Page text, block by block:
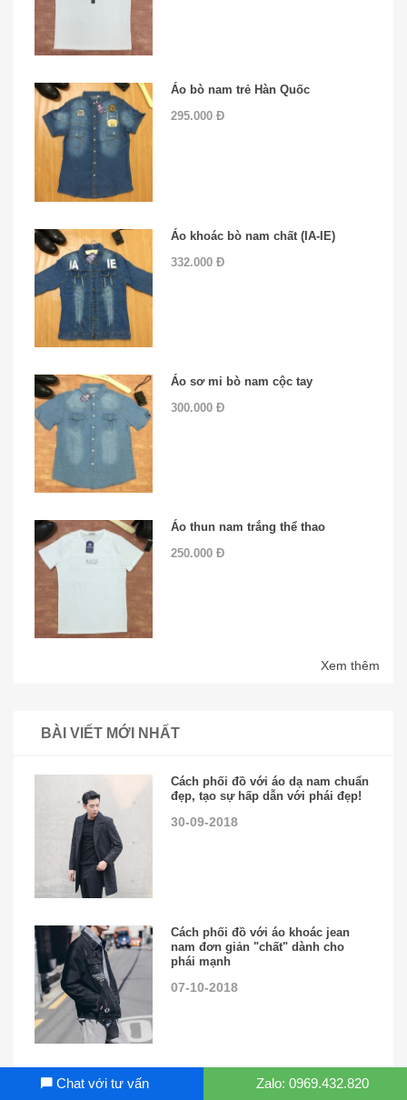
Áo bò nam trẻ Hàn Quốc
295.000 Đ
Áo khoác bò nam chất (IA-IE)
332.000 Đ
Áo sơ mi bò nam cộc tay
300.000 Đ
Áo thun nam trắng thể thao
250.000 Đ
Xem thêm
BÀI VIẾT MỚI NHẤT
Cách phối đồ với áo dạ nam chuẩn
đẹp, tạo sự hấp dẫn với phái đẹp!
30-09-2018
Cách phối đồ với áo khoác jean
nam đơn giản "chất" dành cho
phái mạnh
07-10-2018
Cách phối đồ cực chất với áo
Parka dành cho nam giới
Chat với tư vấn Zalo: 0969.432.820